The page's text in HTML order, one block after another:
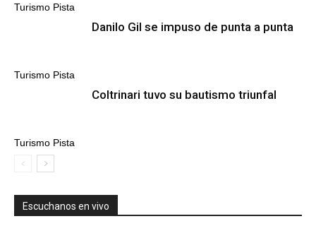
Turismo Pista
Turismo Pista
Danilo Gil se impuso de punta a punta
Turismo Pista
Coltrinari tuvo su bautismo triunfal
Escuchanos en vivo